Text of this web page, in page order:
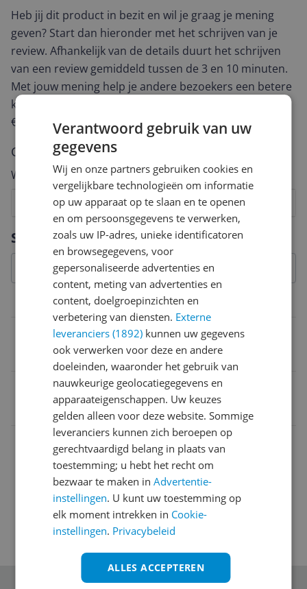
Specificaties
Technisch
Materiaal
0707262322702
Algemeen
Capaciteit
Heb jij dit product in bezit en wil je graag je mening
geven? Start dan hieronder met het schrijven van je
review. Afhankelijk van de details duurt het schrijven
van een review gemiddeld tussen de 3 en 10 minuten.
Met jouw mening help je andere bezoekers een betere
keuze te maken én maak je iedere maand kans op
€250,-!
Klik hier voor de actievoorwaarden.
Cijfer
Welk cijfer geef jij dit product?
8
7
6
5
4
3
2
Vraag 1 van 4
Verantwoord gebruik van uw
gegevens
Wij en onze partners gebruiken cookies en
vergelijkbare technologieën om informatie
op uw apparaat op te slaan en te openen
en om persoonsgegevens te verwerken,
zoals uw IP-adres, unieke identificatoren
en browsegegevens, voor
gepersonaliseerde advertenties en
content, meting van advertenties en
content, doelgroepinzichten en
verbetering van diensten. Externe
leveranciers (1892) kunnen uw gegevens
ook verwerken voor deze en andere
doeleinden, waaronder het gebruik van
nauwkeurige geolocatiegegevens en
apparaateigenschappen. Uw keuzes
gelden alleen voor deze website. Sommige
leveranciers kunnen zich beroepen op
gerechtvaardigd belang in plaats van
toestemming; u hebt het recht om
bezwaar te maken inAdvertentie-
instellingen. U kunt uw toestemming op
elk moment intrekken in Cookie-
instellingen. Privacybeleid
ALLES ACCEPTEREN